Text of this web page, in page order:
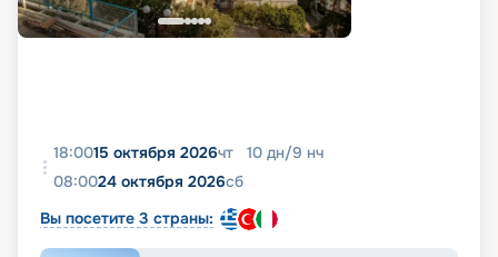
18:0015 октября 2026чт 10 дн/9 нч
08:0024 октября 2026сб
Вы посетите 3 страны: